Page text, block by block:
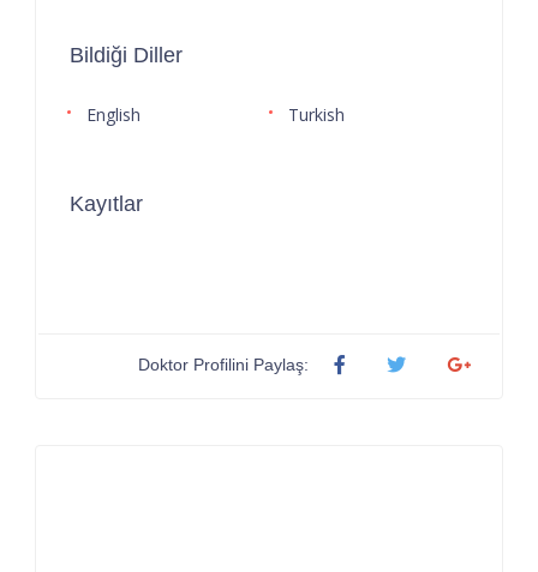
Bildiği Diller
English Turkish
Kayıtlar
Doktor Profilini Paylaş: